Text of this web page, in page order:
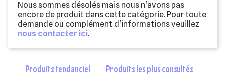
Nous sommes désolés mais nous n'avons pas
encore de produit dans cette catégorie. Pour toute
demande ou complément d'informations veuillez
nous contacter ici.
produits tendanciel
produits les plus consultés